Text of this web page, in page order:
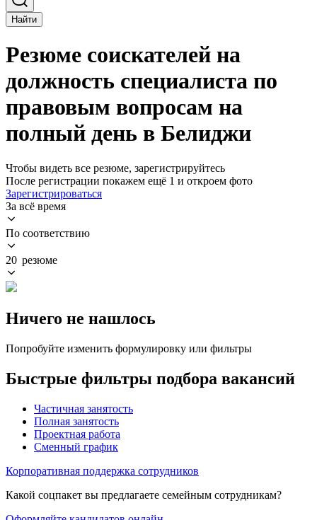
Найти
Резюме соискателей на
должность специалиста по
правовым вопросам на
полный день в Белиджи
Чтобы видеть все резюме, зарегистрируйтесь
После регистрации покажем ещё 1 и откроем фото
Зарегистрироваться
За всё время
По соответствию
20 резюме
Ничего не нашлось
Попробуйте изменить формулировку или фильтры
Быстрые фильтры подбора вакансий
Частичная занятость
Полная занятость
Проектная работа
Сменный график
Корпоративная поддержка сотрудников
Какой соцпакет вы предлагаете семейным сотрудникам?